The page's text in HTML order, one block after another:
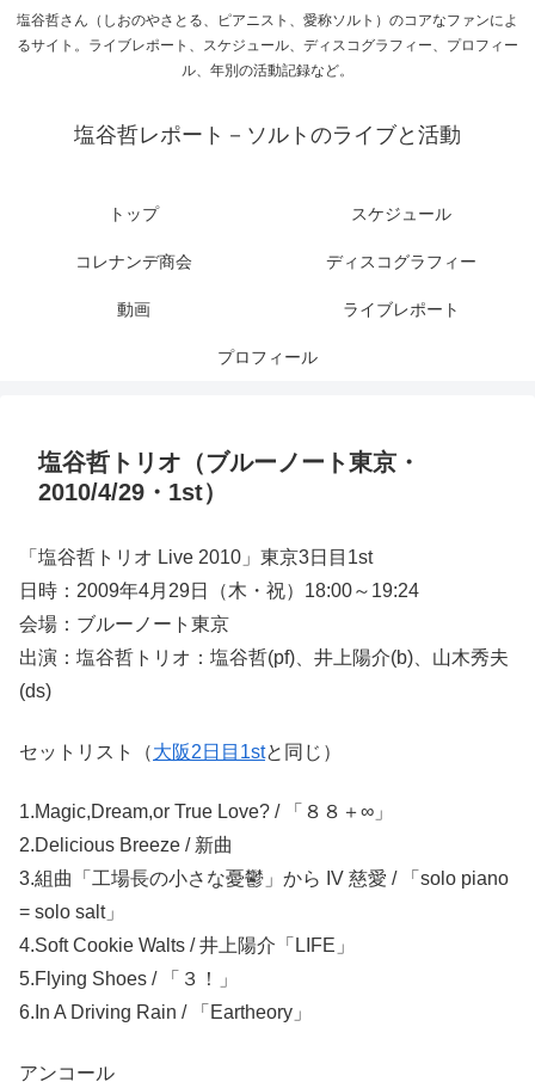
塩谷哲さん（しおのやさとる、ピアニスト、愛称ソルト）のコアなファンによ
るサイト。ライブレポート、スケジュール、ディスコグラフィー、プロフィー
ル、年別の活動記録など。
塩谷哲レポート－ソルトのライブと活動
トップ スケジュール
コレナンデ商会 ディスコグラフィー
動画 ライブレポート
プロフィール
塩谷哲トリオ（ブルーノート東京・
2010/4/29・1st）
「塩谷哲トリオ Live 2010」東京3日目1st
日時：2009年4月29日（木・祝）18:00～19:24
会場：ブルーノート東京
出演：塩谷哲トリオ：塩谷哲(pf)、井上陽介(b)、山木秀夫
(ds)
セットリスト（大阪2日目1stと同じ）
1.Magic,Dream,or True Love? / 「８８＋∞」
2.Delicious Breeze / 新曲
3.組曲「工場長の小さな憂鬱」から IV 慈愛 / 「solo piano
= solo salt」
4.Soft Cookie Walts / 井上陽介「LIFE」
5.Flying Shoes / 「３！」
6.In A Driving Rain / 「Eartheory」
アンコール